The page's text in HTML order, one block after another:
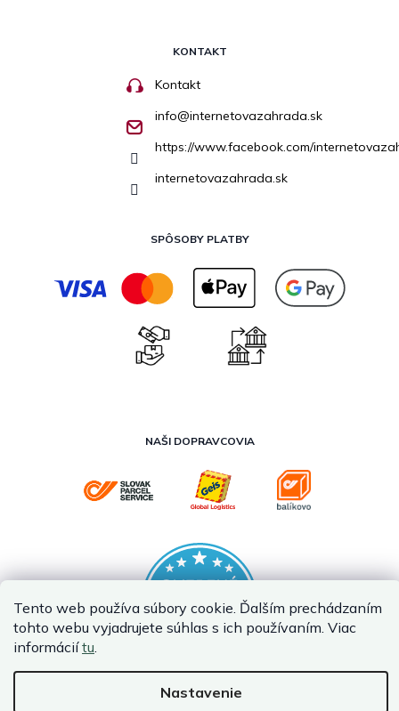
Tento web používa súbory cookie. Ďalším prechádzaním
tohto webu vyjadrujete súhlas s ich používaním. Viac
informáciítu.
Nastavenie
KONTAKT
Kontakt
info@internetovazahrada.sk
https://www.facebook.com/
internetovazahrada.sk
SPÔSOBY PLATBY
NAŠI DOPRAVCOVIA